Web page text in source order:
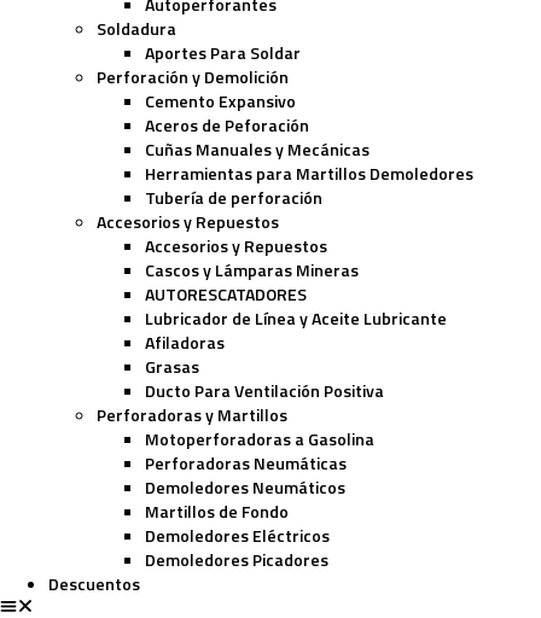
Soldadura
Aportes Para Soldar
Perforación y Demolición
Cemento Expansivo
Aceros de Peforación
Cuñas Manuales y Mecánicas
Herramientas para Martillos Demoledores
Tubería de perforación
Accesorios y Repuestos
Accesorios y Repuestos
Cascos y Lámparas Mineras
AUTORESCATADORES
Lubricador de Línea y Aceite Lubricante
Afiladoras
Grasas
Ducto Para Ventilación Positiva
Perforadoras y Martillos
Motoperforadoras a Gasolina
Perforadoras Neumáticas
Demoledores Neumáticos
Martillos de Fondo
Demoledores Eléctricos
Demoledores Picadores
Descuentos